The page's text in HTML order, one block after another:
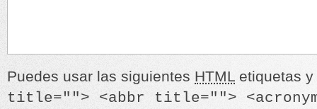
Puedes usar las siguientes HTML etiquetas
title=""> <abbr title="">